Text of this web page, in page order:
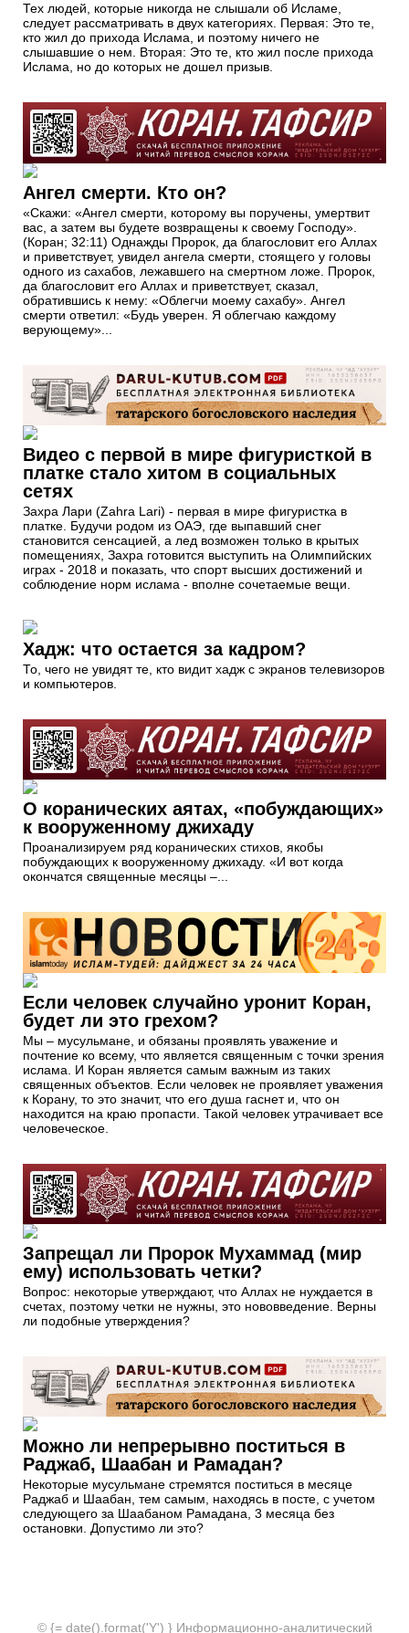
Тех людей, которые никогда не слышали об Исламе,
следует рассматривать в двух категориях. Первая: Это те,
кто жил до прихода Ислама, и поэтому ничего не
слышавшие о нем. Вторая: Это те, кто жил после прихода
Ислама, но до которых не дошел призыв.
Ангел смерти. Кто он?
«Скажи: «Ангел смерти, которому вы поручены, умертвит
вас, а затем вы будете возвращены к своему Господу».
(Коран; 32:11) Однажды Пророк, да благословит его Аллах
и приветствует, увидел ангела смерти, стоящего у головы
одного из сахабов, лежавшего на смертном ложе. Пророк,
да благословит его Аллах и приветствует, сказал,
обратившись к нему: «Облегчи моему сахабу». Ангел
смерти ответил: «Будь уверен. Я облегчаю каждому
верующему»...
Видео с первой в мире фигуристкой в
платке стало хитом в социальных
сетях
Захра Лари (Zahra Lari) - первая в мире фигуристка в
платке. Будучи родом из ОАЭ, где выпавший снег
становится сенсацией, а лед возможен только в крытых
помещениях, Захра готовится выступить на Олимпийских
играх - 2018 и показать, что спорт высших достижений и
соблюдение норм ислама - вполне сочетаемые вещи.
Хадж: что остается за кадром?
То, чего не увидят те, кто видит хадж с экранов телевизоров
и компьютеров.
О коранических аятах, «побуждающих»
к вооруженному джихаду
Проанализируем ряд коранических стихов, якобы
побуждающих к вооруженному джихаду. «И вот когда
окончатся священные месяцы –...
Если человек случайно уронит Коран,
будет ли это грехом?
Мы – мусульмане, и обязаны проявлять уважение и
почтение ко всему, что является священным с точки зрения
ислама. И Коран является самым важным из таких
священных объектов. Если человек не проявляет уважения
к Корану, то это значит, что его душа гаснет и, что он
находится на краю пропасти. Такой человек утрачивает все
человеческое.
Запрещал ли Пророк Мухаммад (мир
ему) использовать четки?
Вопрос: некоторые утверждают, что Аллах не нуждается в
счетах, поэтому четки не нужны, это нововведение. Верны
ли подобные утверждения?
Можно ли непрерывно поститься в
Раджаб, Шаабан и Рамадан?
Некоторые мусульмане стремятся поститься в месяце
Раджаб и Шаабан, тем самым, находясь в посте, с учетом
следующего за Шаабаном Рамадана, 3 месяца без
остановки. Допустимо ли это?
© {= date().format('Y') } Информационно-аналитический